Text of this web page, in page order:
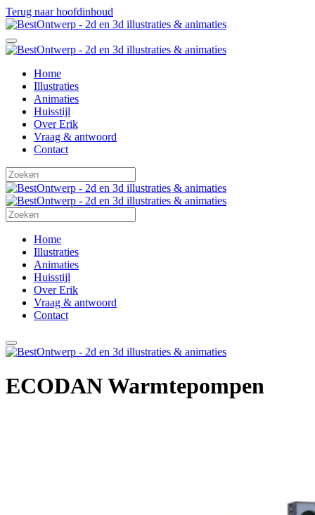
Terug naar hoofdinhoud
Home
Illustraties
Animaties
Huisstijl
Over Erik
Vraag & antwoord
Contact
Home
Illustraties
Animaties
Huisstijl
Over Erik
Vraag & antwoord
Contact
ECODAN Warmtepompen